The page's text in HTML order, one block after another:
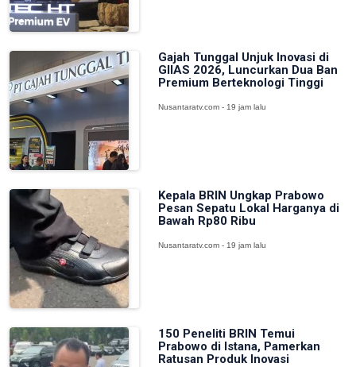
Gajah Tunggal Unjuk Inovasi di
GIIAS 2026, Luncurkan Dua Ban
Premium Berteknologi Tinggi
Nusantaratv.com - 19 jam lalu
Kepala BRIN Ungkap Prabowo
Pesan Sepatu Lokal Harganya di
Bawah Rp80 Ribu
Nusantaratv.com - 19 jam lalu
150 Peneliti BRIN Temui
Prabowo di Istana, Pamerkan
Ratusan Produk Inovasi